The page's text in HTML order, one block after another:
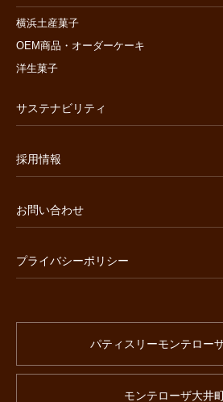
横浜土産菓子
OEM商品・オーダーケーキ
洋生菓子
サステナビリティ
採用情報
お問い合わせ
プライバシーポリシー
パティスリーモンテロー
モンテローザ大井